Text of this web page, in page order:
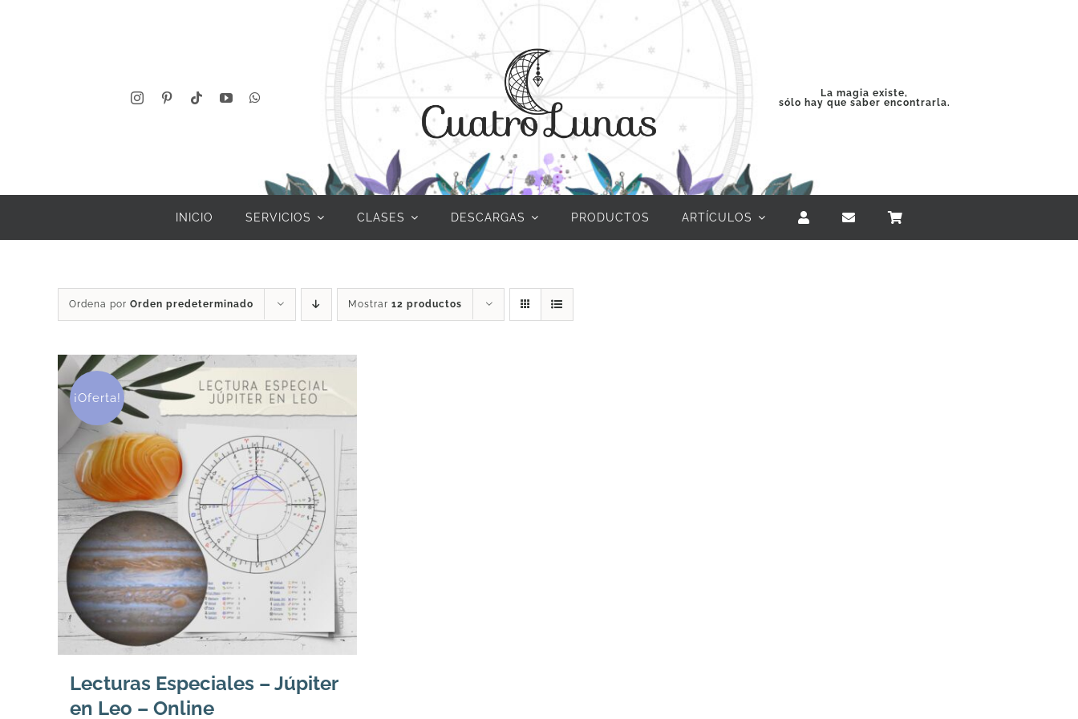
La magia existe,
sólo hay que saber encontrarla.
INICIO SERVICIOS CLASES DESCARGAS PRODUCTOS ARTÍCULOS
Ordena por Orden predeterminado Mostrar 12 productos
¡Oferta!
Lecturas Especiales – Júpiter
en Leo – Online